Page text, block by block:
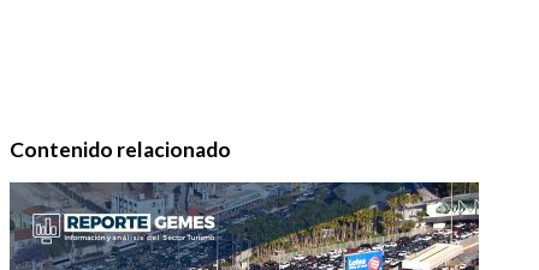
Contenido relacionado